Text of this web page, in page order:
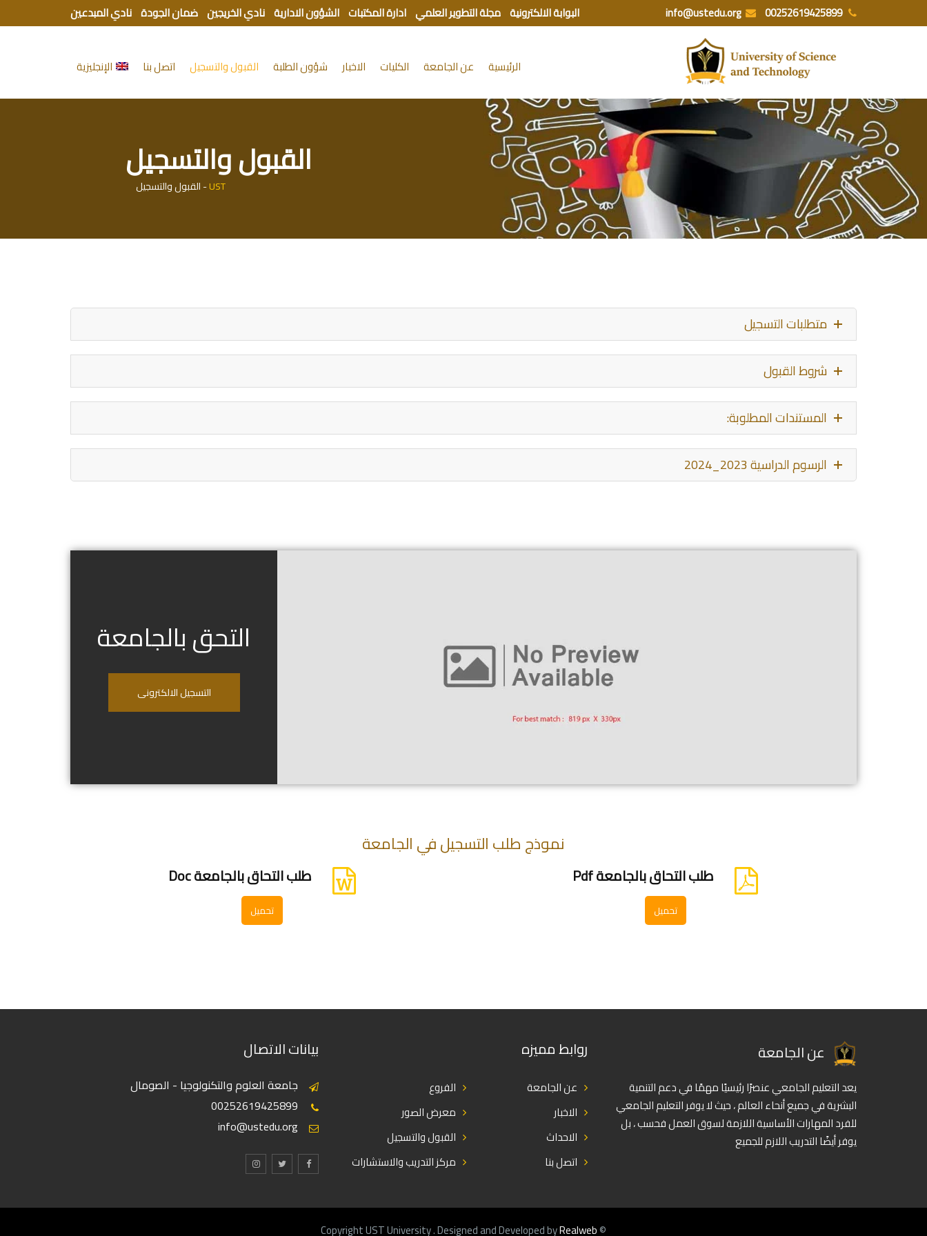
to
00252619425899
info@ustedu.org البوابة الالكترونية مجلة التطوير العلمي ادارة المكتبات الشؤون الادارية نادي الخريجين ضمان الجودة نادي المبدعين
الرئيسية عن الجامعة الكليات الاخبار شؤون الطلبة القبول والتسجيل اتصل بنا الإنجليزية
القبول والتسجيل
UST
-القبول والتسجيل
متطلبات التسجيل
شروط القبول
المستندات المطلوبة:
الرسوم الدراسية 2023_2024
التحق بالجامعة
التسجيل الالكترونى
نموذج طلب التسجيل في الجامعة
طلب التحاق بالجامعة Doc
تحميل
طلب التحاق بالجامعة Pdf
تحميل
عن الجامعة
يعد التعليم الجامعي عنصرًا رئيسيًا مهمًا في دعم التنمية
البشرية في جميع أنحاء العالم ، حيث لا يوفر التعليم الجامعي
للفرد المهارات الأساسية اللازمة لسوق العمل فحسب ، بل
يوفر أيضًا التدريب اللازم للجميع
روابط مميزه
عن الجامعة
الفروع
الاخبار
معرض الصور
الاحداث
القبول والتسجيل
اتصل بنا
مركز التدريب والاستشارات
بيانات الاتصال
جامعة العلوم والتكنولوجيا - الصومال
00252619425899
info@ustedu.org
© Copyright UST University . Designed and Developed by
Realweb